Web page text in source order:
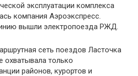
эксплуатации комплекса
компания Аэроэкспресс.
вышли электропоезда РЖД.
сеть поездов Ласточка
охватывала только
районов, курортов и